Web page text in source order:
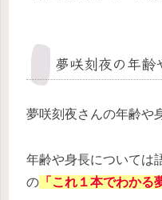
夢咲刻夜の年齢
夢咲刻夜さんの年齢や
年齢や身長については
の 「これ１本でわかる